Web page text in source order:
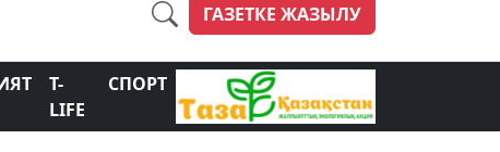
ГАЗЕТКЕ ЖАЗЫЛУ
T-
LIFE
СПОРТ